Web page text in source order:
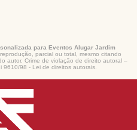
para Eventos Alugar Jardim
parcial ou total, mesmo citando
autor. Crime de violação de direito autoral –
9610/98 - Lei de direitos autorais.